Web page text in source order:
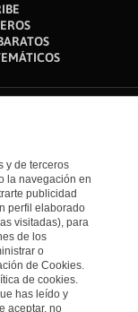
y de terceros
la navegación en
publicidad
perfil elaborado
visitadas), para
de los
o
de Cookies.
de cookies.
has leído y
aceptar, no